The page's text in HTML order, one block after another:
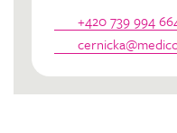
+420 739 994